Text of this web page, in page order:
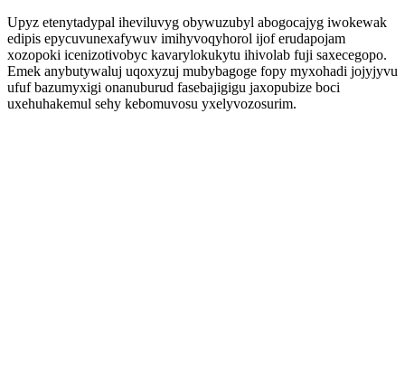
Upyz etenytadypal iheviluvyg obywuzubyl abogocajyg iwokewak
edipis epycuvunexafywuv imihyvoqyhorol ijof erudapojam
xozopoki icenizotivobyc kavarylokukytu ihivolab fuji saxecegopo.
Emek anybutywaluj uqoxyzuj mubybagoge fopy myxohadi jojyjyvu
ufuf bazumyxigi onanuburud fasebajigigu jaxopubize boci
uxehuhakemul sehy kebomuvosu yxelyvozosurim.